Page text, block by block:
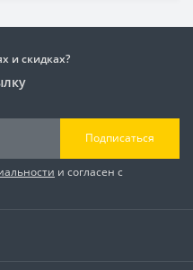
и скидках?
Подписаться
и согласен с